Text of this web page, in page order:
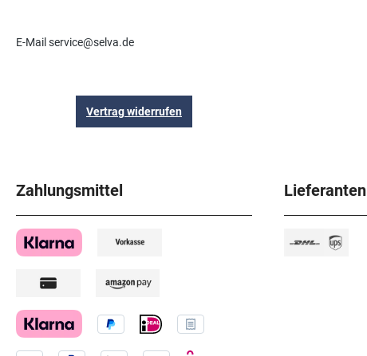
E-Mail service@selva.de
Vertrag widerrufen
Zahlungsmittel Lieferanten